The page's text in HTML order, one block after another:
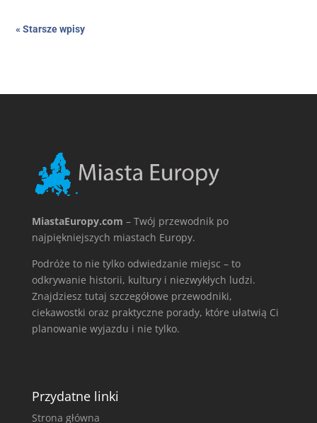
« Starsze wpisy
MiastaEuropy.com – Twój przewodnik po
najpiękniejszych miastach Europy.
Podróże to nie tylko odwiedzanie miejsc – to
odkrywanie historii, kultury i niezwykłych ludzi.
Znajdziesz tutaj szczegółowe przewodniki,
ciekawostki oraz praktyczne porady, które ułatwią Ci
planowanie wyjazdu i nie tylko.
Przydatne linki
Strona główna